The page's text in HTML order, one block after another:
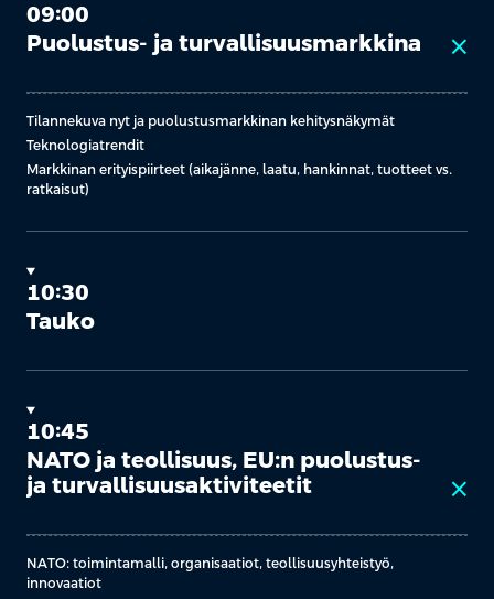
09:00
Puolustus- ja turvallisuusmarkkina
close
Tilannekuva nyt ja puolustusmarkkinan kehitysnäkymät
Teknologiatrendit
Markkinan erityispiirteet (aikajänne, laatu, hankinnat, tuotteet vs.
ratkaisut)
10:30
Tauko
10:45
NATO ja teollisuus, EU:n puolustus-
ja turvallisuusaktiviteetit
close
NATO: toimintamalli, organisaatiot, teollisuusyhteistyö,
innovaatiot